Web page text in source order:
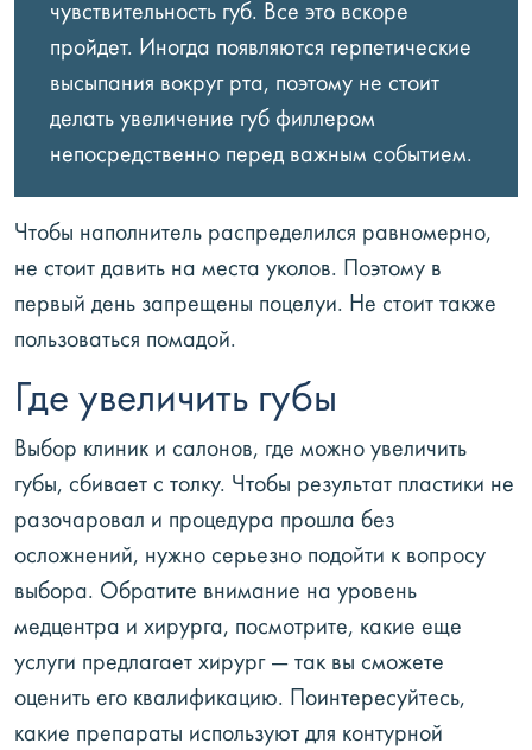
чувствительность губ. Все это вскоре
пройдет. Иногда появляются герпетические
высыпания вокруг рта, поэтому не стоит
делать увеличение губ филлером
непосредственно перед важным событием.
Чтобы наполнитель распределился равномерно,
не стоит давить на места уколов. Поэтому в
первый день запрещены поцелуи. Не стоит также
пользоваться помадой.
Где увеличить губы
Выбор клиник и салонов, где можно увеличить
губы, сбивает с толку. Чтобы результат пластики не
разочаровал и процедура прошла без
осложнений, нужно серьезно подойти к вопросу
выбора. Обратите внимание на уровень
медцентра и хирурга, посмотрите, какие еще
услуги предлагает хирург — так вы сможете
оценить его квалификацию. Поинтересуйтесь,
какие препараты используют для контурной